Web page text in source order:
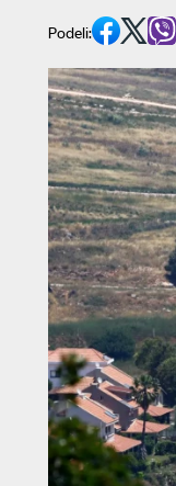
Podeli: